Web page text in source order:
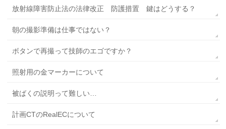
放射線障害防止法の法律改正 防護措置 鍵はどうする？
朝の撮影準備は仕事ではない？
ボタンで再撮って技師のエゴですか？
照射用の金マーカーについて
被ばくの説明って難しい…
計画CTのRealECについて